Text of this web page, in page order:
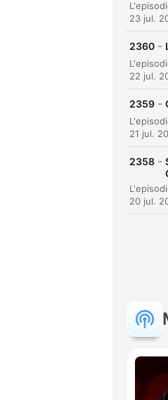
23 jul.
2360 -
22 jul.
2359 -
21 jul.
2358 -
20 jul.